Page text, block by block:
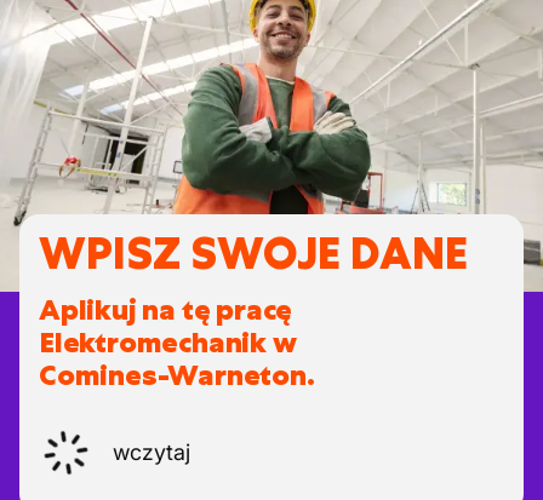
WPISZ SWOJE DANE
Aplikuj na tę pracę
Elektromechanik w
Comines-Warneton.
wczytaj